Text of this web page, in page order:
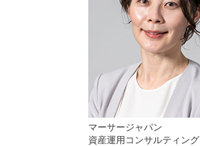
マーサージャパン
資産運用コンサルティング